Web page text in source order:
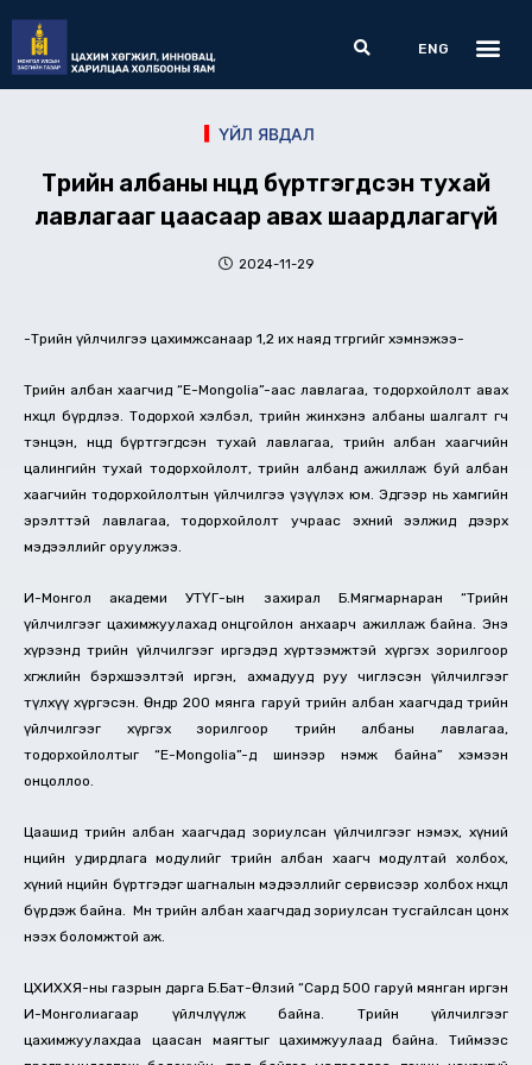
content
Search
ENG
ҮЙЛ ЯВДАЛ
Төрийн албаны нөөцөд бүртгэгдсэн тухай
лавлагааг цаасаар авах шаардлагагүй
2024-11-29
-Төрийн үйлчилгээ цахимжсанаар 1,2 их наяд төгрөгийг хэмнэжээ-
Төрийн албан хаагчид “E-Mongolia”-аас лавлагаа, тодорхойлолт авах
нөхцөл бүрдлээ. Тодорхой хэлбэл, төрийн жинхэнэ албаны шалгалт өгч
тэнцэн, нөөцөд бүртгэгдсэн тухай лавлагаа, төрийн албан хаагчийн
цалингийн тухай тодорхойлолт, төрийн албанд ажиллаж буй албан
хаагчийн тодорхойлолтын үйлчилгээ үзүүлэх юм. Эдгээр нь хамгийн
эрэлттэй лавлагаа, тодорхойлолт учраас эхний ээлжид дээрх
мэдээллийг оруулжээ.
И-Монгол академи УТҮГ-ын захирал Б.Мягмарнаран “Төрийн
үйлчилгээг цахимжуулахад онцгойлон анхаарч ажиллаж байна. Энэ
хүрээнд төрийн үйлчилгээг иргэдэд хүртээмжтэй хүргэх зорилгоор
хөгжлийн бэрхшээлтэй иргэн, ахмадууд руу чиглэсэн үйлчилгээг
түлхүү хүргэсэн. Өнөөдөр 200 мянга гаруй төрийн албан хаагчдад төрийн
үйлчилгээг хүргэх зорилгоор төрийн албаны лавлагаа,
тодорхойлолтыг “E-Mongolia”-д шинээр нэмж байна” хэмээн
онцоллоо.
Цаашид төрийн албан хаагчдад зориулсан үйлчилгээг нэмэх, хүний
нөөцийн удирдлага модулийг төрийн албан хаагч модултай холбох,
хүний нөөцийн бүртгэдэг шагналын мэдээллийг сервисээр холбох нөхцөл
бүрдэж байна. Мөн төрийн албан хаагчдад зориулсан тусгайлсан цонх
нээх боломжтой аж.
ЦХИХХЯ-ны газрын дарга Б.Бат-Өлзий “Сард 500 гаруй мянган иргэн
И-Монголиагаар үйлчлүүлж байна. Төрийн үйлчилгээг
цахимжуулахдаа цаасан маягтыг цахимжуулаад байна. Тиймээс